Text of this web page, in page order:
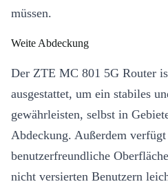
müssen.
Weite Abdeckung
Der ZTE MC 801 5G Router
ausgestattet, um ein stabiles
gewährleisten, selbst in
Abdeckung. Außerdem
benutzerfreundliche
nicht versierten Benutzern